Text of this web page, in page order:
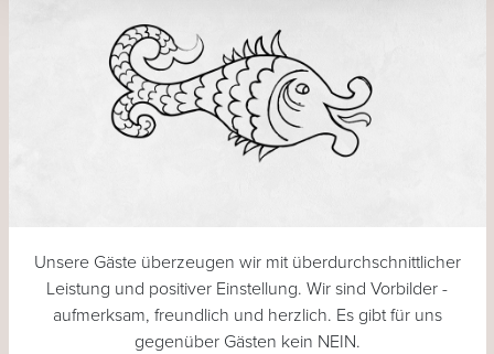
Unsere Gäste überzeugen wir mit überdurchschnittlicher
Leistung und positiver Einstellung. Wir sind Vorbilder -
aufmerksam, freundlich und herzlich. Es gibt für uns
gegenüber Gästen kein NEIN.